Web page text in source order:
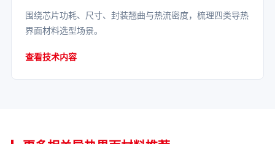
围绕芯片功耗、尺寸、封装翘曲与热流密度，梳理四类导热
界面材料选型场景。
查看技术内容